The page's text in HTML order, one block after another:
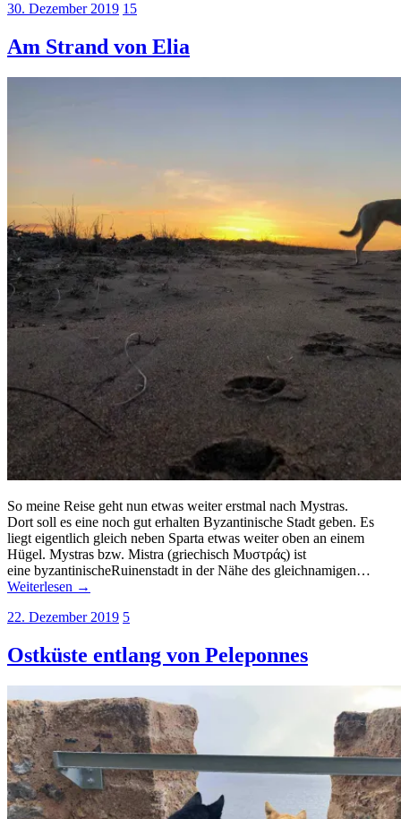
30. Dezember 2019 15
Am Strand von Elia
So meine Reise geht nun etwas weiter erstmal nach Mystras.
Dort soll es eine noch gut erhalten Byzantinische Stadt geben. Es
liegt eigentlich gleich neben Sparta etwas weiter oben an einem
Hügel. Mystras bzw. Mistra (griechisch Μυστράς) ist
eine byzantinischeRuinenstadt in der Nähe des gleichnamigen…
Weiterlesen →
22. Dezember 2019 5
Ostküste entlang von Peleponnes